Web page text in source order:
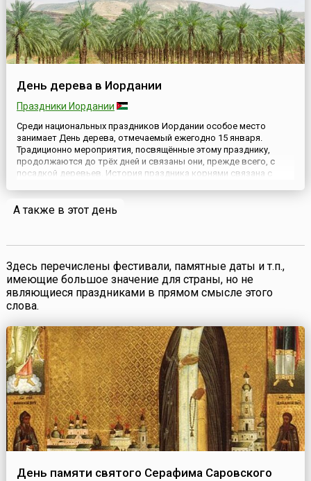
День дерева в Иордании
Праздники Иордании
Среди национальных праздников Иордании особое место
занимает День дерева, отмечаемый ежегодно 15 января.
Традиционно мероприятия, посвящённые этому празднику,
продолжаются до трёх дней и связаны они, прежде всего, с
посадкой деревьев. История праздника корнями связана с
праздник представляет собой пример того, как люди, живущие
в пусты...
А также в этот день
Здесь перечислены фестивали, памятные даты и т.п.,
имеющие большое значение для страны, но не
являющиеся праздниками в прямом смысле этого
слова.
День памяти святого Серафима Саровского